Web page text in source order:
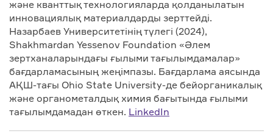
және кванттық технологияларда қолданылатын
инновациялық материалдарды зерттейді.
Назарбаев Университетінің түлегі (2024),
Shakhmardan Yessenov Foundation «Әлем
зертханаларындағы ғылыми тағылымдамалар»
бағдарламасының жеңімпазы. Бағдарлама аясында
АҚШ-тағы Ohio State University-де бейорганикалық
және органометалдық химия бағытында ғылыми
тағылымдамадан өткен. LinkedIn